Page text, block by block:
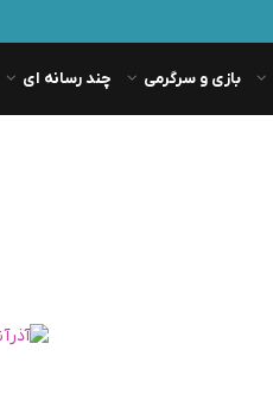
بازی و سرگرمی چند رسانه ای